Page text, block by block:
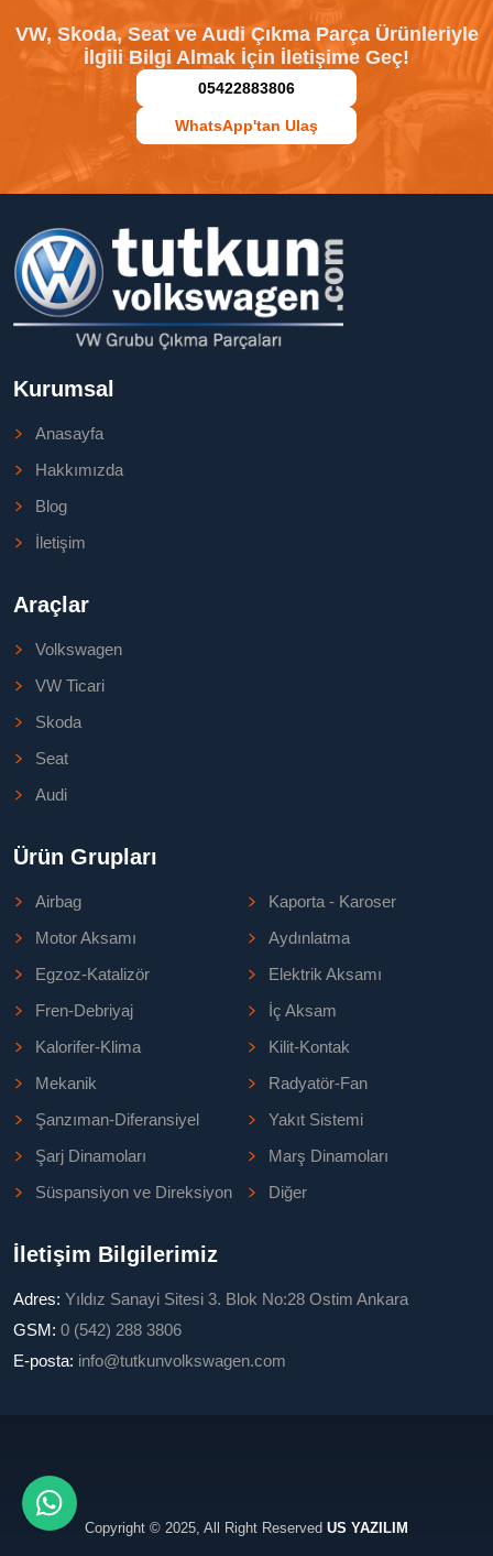
VW, Skoda, Seat ve Audi Çıkma Parça Ürünleriyle
İlgili Bilgi Almak İçin İletişime Geç!
05422883806
WhatsApp'tan Ulaş
Kurumsal
Anasayfa
Hakkımızda
Blog
İletişim
Araçlar
Volkswagen
VW Ticari
Skoda
Seat
Audi
Ürün Grupları
Airbag
Kaporta - Karoser
Motor Aksamı
Aydınlatma
Egzoz-Katalizör
Elektrik Aksamı
Fren-Debriyaj
İç Aksam
Kalorifer-Klima
Kilit-Kontak
Mekanik
Radyatör-Fan
Şanzıman-Diferansiyel
Yakıt Sistemi
Şarj Dinamoları
Marş Dinamoları
Süspansiyon ve Direksiyon
Diğer
İletişim Bilgilerimiz
Adres: Yıldız Sanayi Sitesi 3. Blok No:28 Ostim Ankara
GSM: 0 (542) 288 3806
E-posta: info@tutkunvolkswagen.com
Copyright © 2025, All Right Reserved US YAZILIM